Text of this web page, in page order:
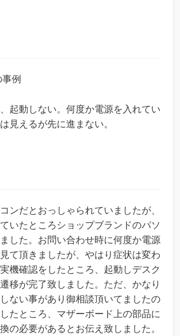
例
起動しない。何度か電源を入れてい
見えるが先に進まない。
ンだとおっしゃられていましたが、
いたところショップブランドのパソ
した。お問い合わせ時に何度か電源
て頂きましたが、やはり症状は変わ
機確認をしたところ、起動しデスク
移が完了致しました。ただ、かなり
ない事があり御相談頂いてましたの
たところ、マザーボード上の部品に
の必要があるとお伝え致しました。